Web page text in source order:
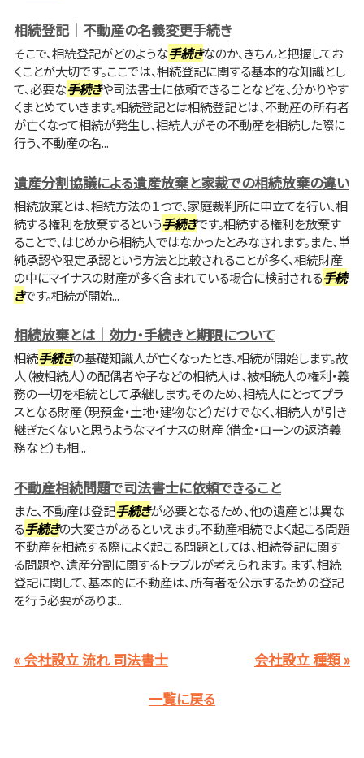
相続登記｜不動産の名義変更手続き
そこで、相続登記がどのような手続きなのか、きちんと把握してお
くことが大切です。ここでは、相続登記に関する基本的な知識とし
て、必要な手続きや司法書士に依頼できることなどを、分かりやす
くまとめていきます。相続登記とは相続登記とは、不動産の所有者
が亡くなって相続が発生し、相続人がその不動産を相続した際に
行う、不動産の名...
遺産分割協議による遺産放棄と家裁での相続放棄の違い
相続放棄とは、相続方法の１つで、家庭裁判所に申立てを行い、相
続する権利を放棄するという手続きです。相続する権利を放棄す
ることで、はじめから相続人ではなかったとみなされます。また、単
純承認や限定承認という方法と比較されることが多く、相続財産
の中にマイナスの財産が多く含まれている場合に検討される手続
きです。相続が開始...
相続放棄とは｜効力・手続きと期限について
相続手続きの基礎知識人が亡くなったとき、相続が開始します。故
人（被相続人）の配偶者や子などの相続人は、被相続人の権利・義
務の一切を相続として承継します。そのため、相続人にとってプラ
スとなる財産（現預金・土地・建物など）だけでなく、相続人が引き
継ぎたくないと思うようなマイナスの財産（借金・ローンの返済義
務など）も相...
不動産相続問題で司法書士に依頼できること
また、不動産は登記手続きが必要となるため、他の遺産とは異な
る手続きの大変さがあるといえます。不動産相続でよく起こる問題
不動産を相続する際によく起こる問題としては、相続登記に関す
る問題や、遺産分割に関するトラブルが考えられます。 まず、相続
登記に関して、基本的に不動産は、所有者を公示するための登記
を行う必要がありま...
« 会社設立 流れ 司法書士
会社設立 種類 »
一覧に戻る